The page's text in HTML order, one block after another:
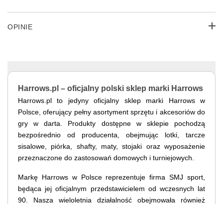
OPINIE
Harrows.pl – oficjalny polski sklep marki Harrows
Harrows.pl to jedyny oficjalny sklep marki Harrows w
Polsce, oferujący pełny asortyment sprzętu i akcesoriów do
gry w darta. Produkty dostępne w sklepie pochodzą
bezpośrednio od producenta, obejmując lotki, tarcze
sisalowe, piórka, shafty, maty, stojaki oraz wyposażenie
przeznaczone do zastosowań domowych i turniejowych.
Markę Harrows w Polsce reprezentuje firma SMJ sport,
będąca jej oficjalnym przedstawicielem od wczesnych lat
90. Nasza wieloletnia działalność obejmowała również